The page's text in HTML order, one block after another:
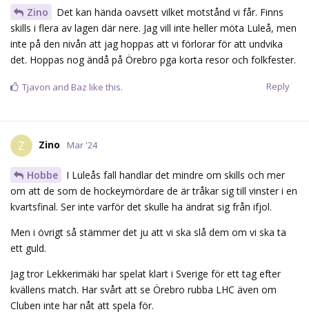
Zino
Det kan hända oavsett vilket motstånd vi får. Finns
skills i flera av lagen där nere. Jag vill inte heller möta Luleå, men
inte på den nivån att jag hoppas att vi förlorar för att undvika
det. Hoppas nog ändå på Örebro pga korta resor och folkfester.
Reply
Tjavon and Baz like this.
Z Zino Mar '24
Hobbe
I Luleås fall handlar det mindre om skills och mer
om att de som de hockeymördare de är tråkar sig till vinster i en
kvartsfinal. Ser inte varför det skulle ha ändrat sig från ifjol.
Men i övrigt så stämmer det ju att vi ska slå dem om vi ska ta
ett guld.
Jag tror Lekkerimäki har spelat klart i Sverige för ett tag efter
kvällens match. Har svårt att se Örebro rubba LHC även om
Cluben inte har nåt att spela för.